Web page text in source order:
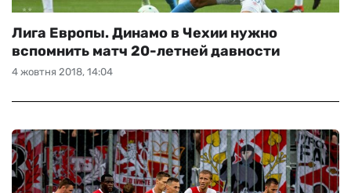
4 жовтня 2018, 14:04
Лига Европы. Динамо в Чехии нужно
вспомнить матч 20-летней давности